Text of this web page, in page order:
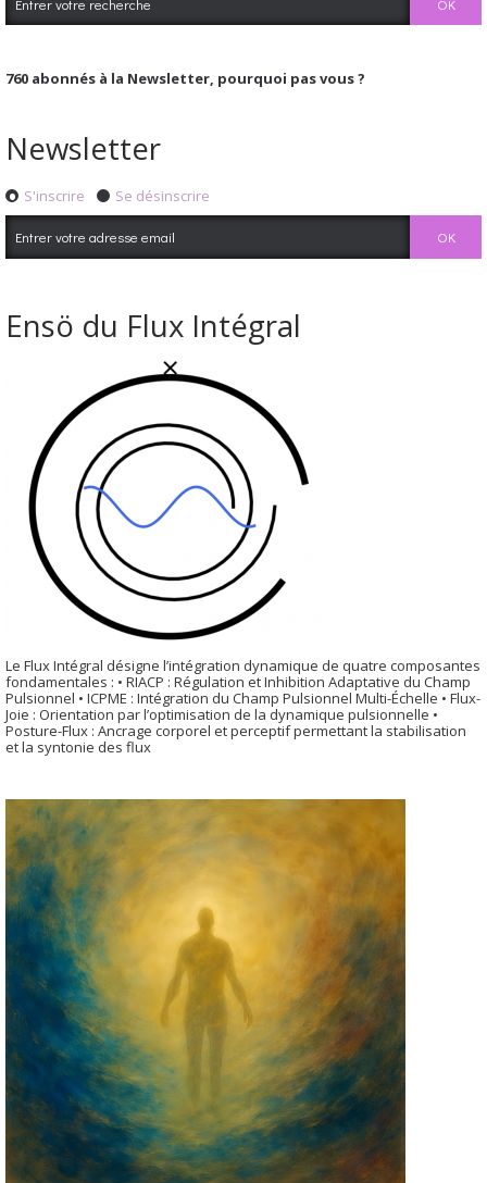
760 abonnés à la Newsletter, pourquoi pas vous ?
Newsletter
S'inscrire Se désinscrire
Ensö du Flux Intégral
Le Flux Intégral désigne l’intégration dynamique de quatre composantes
fondamentales : • RIACP : Régulation et Inhibition Adaptative du Champ
Pulsionnel • ICPME : Intégration du Champ Pulsionnel Multi-Échelle • Flux-
Joie : Orientation par l’optimisation de la dynamique pulsionnelle •
Posture-Flux : Ancrage corporel et perceptif permettant la stabilisation
et la syntonie des flux